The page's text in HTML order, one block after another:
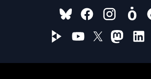
FOLLOW US ON